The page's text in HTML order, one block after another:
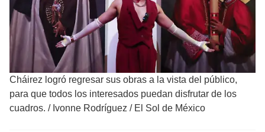
Cháirez logró regresar sus obras a la vista del público,
para que todos los interesados puedan disfrutar de los
cuadros. / Ivonne Rodríguez / El Sol de México